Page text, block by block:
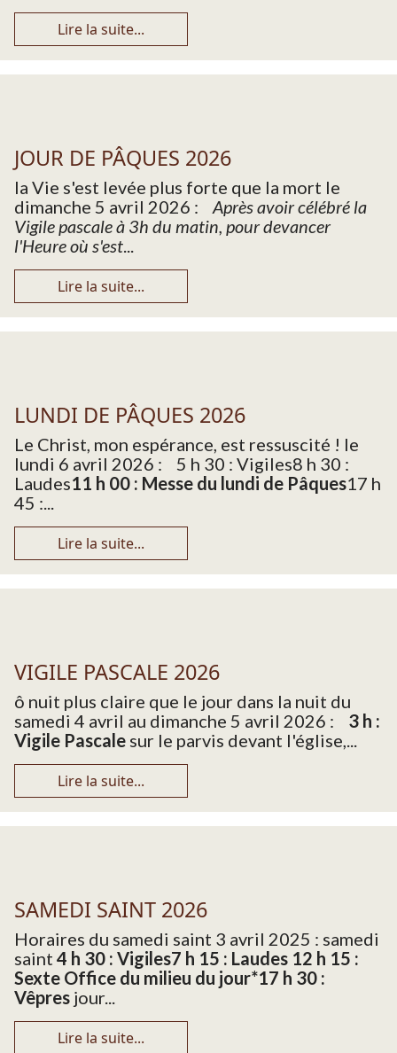
Lire la suite...
JOUR DE PÂQUES 2026
la Vie s'est levée plus forte que la mort le
dimanche 5 avril 2026 : Après avoir célébré la
Vigile pascale à 3h du matin, pour devancer
l'Heure où s'est...
Lire la suite...
LUNDI DE PÂQUES 2026
Le Christ, mon espérance, est ressuscité ! le
lundi 6 avril 2026 : 5 h 30 : Vigiles8 h 30 :
Laudes11 h 00 : Messe du lundi de Pâques17 h
45 :...
Lire la suite...
VIGILE PASCALE 2026
ô nuit plus claire que le jour dans la nuit du
samedi 4 avril au dimanche 5 avril 2026 : 3 h :
Vigile Pascale sur le parvis devant l'église,...
Lire la suite...
SAMEDI SAINT 2026
Horaires du samedi saint 3 avril 2025 : samedi
saint 4 h 30 : Vigiles7 h 15 : Laudes 12 h 15 :
Sexte Office du milieu du jour*17 h 30 :
Vêpres jour...
Lire la suite...